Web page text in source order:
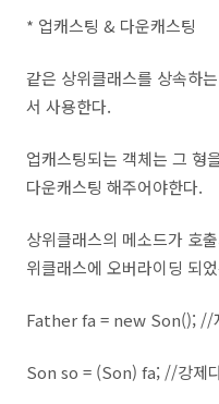
* 업캐스팅 & 다운캐스팅
같은 상위클래스를 상속하
서 사용한다.
업캐스팅되는 객체는 그 형
다운캐스팅 해주어야한다.
상위클래스의 메소드가 호
위클래스에 오버라이딩 되
Father fa = new Son(); //
Son so = (Son) fa; //강제